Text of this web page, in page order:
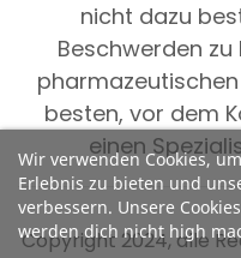
nicht dazu
Beschwerden
besten, vor dem
einen
Wir verwenden Cookies,
Erlebnis zu bieten und
verbessern. Unsere
werden dich nicht high
Copyright 2024, alle